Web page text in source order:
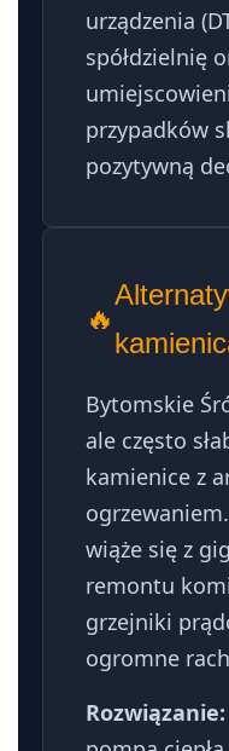
urządzenia
spółdzielnię
przypadków
pozytywną
🔥
Bytomskie
ale często
kamienice z
wiąże się z
remontu
grzejniki
ogromne
Rozwiązanie: